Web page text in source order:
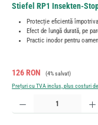
Stiefel RP1 Insekten-
Protecție eficientă
Efect de lungă durată, pe
Practic inodor pentru
Preț de vânzare:
126 RON Preț obișnuit:
(4% salvat)
Prețuri cu TVA inclus, plus costuri
Cantitate produs: Introduceți